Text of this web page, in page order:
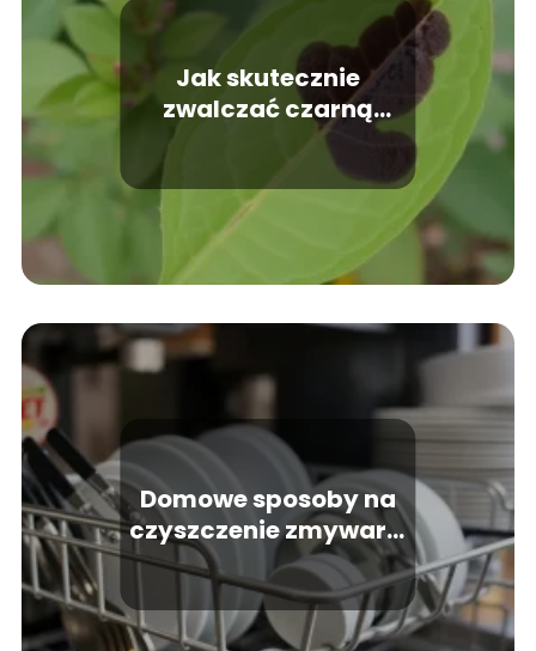
Jak skutecznie
zwalczać czarną
plamistość róży
domowymi
sposobami?
Domowe sposoby na
czyszczenie zmywarki
– jak to zrobić
skutecznie?